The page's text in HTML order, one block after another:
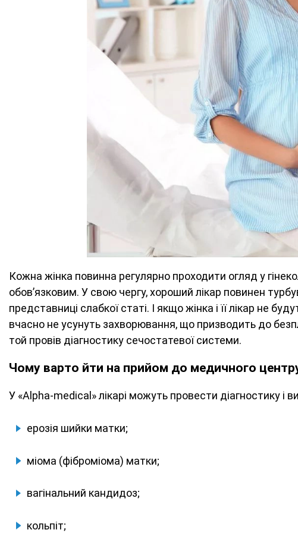
Кожна жінка повинна регулярно проходити огляд у
обов’язковим. У свою чергу, хороший лікар повинен
представниці слабкої статі. І якщо жінка і її лікар не
вчасно не усунуть захворювання, що призводить до
той провів діагностику сечостатевої системи.
Чому варто йти на прийом до медичного
У «Alpha-medical» лікарі можуть провести діагностику і
ерозія шийки матки;
міома (фіброміома) матки;
вагінальний кандидоз;
кольпіт;